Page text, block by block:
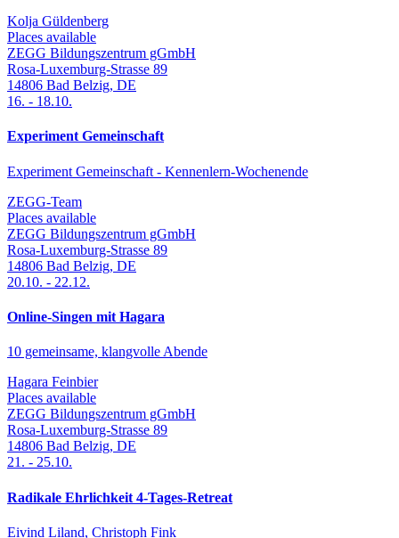
Kolja Güldenberg
Places available
ZEGG Bildungszentrum gGmbH
Rosa-Luxemburg-Strasse 89
14806 Bad Belzig, DE
16. - 18.10.
Experiment Gemeinschaft
Experiment Gemeinschaft - Kennenlern-Wochenende
ZEGG-Team
Places available
ZEGG Bildungszentrum gGmbH
Rosa-Luxemburg-Strasse 89
14806 Bad Belzig, DE
20.10. - 22.12.
Online-Singen mit Hagara
10 gemeinsame, klangvolle Abende
Hagara Feinbier
Places available
ZEGG Bildungszentrum gGmbH
Rosa-Luxemburg-Strasse 89
14806 Bad Belzig, DE
21. - 25.10.
Radikale Ehrlichkeit 4-Tages-Retreat
Eivind Liland, Christoph Fink